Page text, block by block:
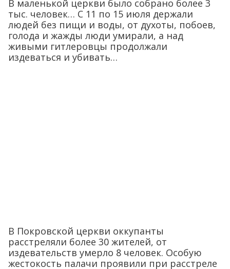
В маленькой церкви было собрано более 3
тыс. человек… С 11 по 15 июля держали
людей без пищи и воды, от духоты, побоев,
голода и жажды люди умирали, а над
живыми гитлеровцы продолжали
издеваться и убивать…
В Покровской церкви оккупанты
расстреляли более 30 жителей, от
издевательств умерло 8 человек. Особую
жестокость палачи проявили при расстреле